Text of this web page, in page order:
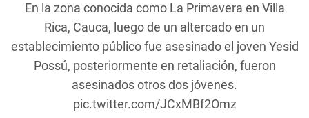
En la zona conocida como La Primavera en Villa
Rica, Cauca, luego de un altercado en un
establecimiento público fue asesinado el joven Yesid
Possú, posteriormente en retaliación, fueron
asesinados otros dos jóvenes.
pic.twitter.com/JCxMBf2Omz